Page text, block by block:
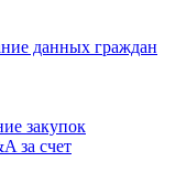
данных граждан
закупок
за счет